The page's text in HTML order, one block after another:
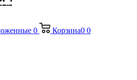
0 Корзина0 0